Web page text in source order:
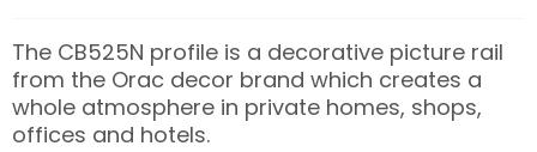
The CB525N profile is a decorative picture rail
from the Orac decor brand which creates a
whole atmosphere in private homes, shops,
offices and hotels.